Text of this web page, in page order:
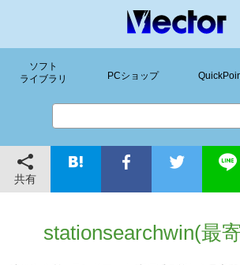
ソフト
ライブラリ
PCショップ
共有
stationsearchwin(最